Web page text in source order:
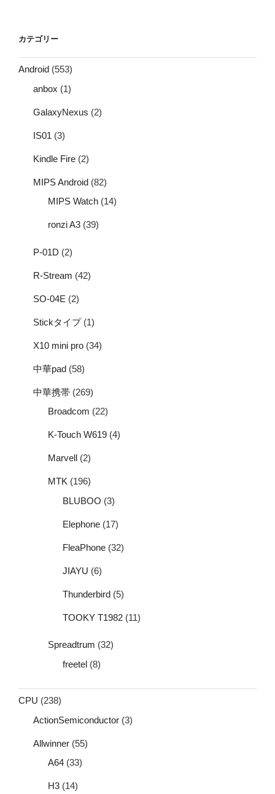
カテゴリー
Android (553)
anbox (1)
GalaxyNexus (2)
IS01 (3)
Kindle Fire (2)
MIPS Android (82)
MIPS Watch (14)
ronzi A3 (39)
P-01D (2)
R-Stream (42)
SO-04E (2)
Stickタイプ(1)
X10 mini pro (34)
中華pad (58)
中華携帯 (269)
Broadcom (22)
K-Touch W619 (4)
Marvell (2)
MTK (196)
BLUBOO (3)
Elephone (17)
FleaPhone (32)
JIAYU (6)
Thunderbird (5)
TOOKY T1982 (11)
Spreadtrum (32)
freetel (8)
CPU (238)
ActionSemiconductor (3)
Allwinner (55)
A64 (33)
H3 (14)